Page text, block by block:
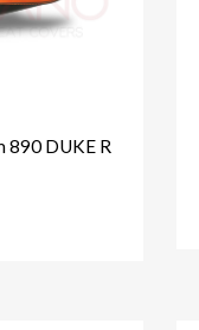
890 DUKE R